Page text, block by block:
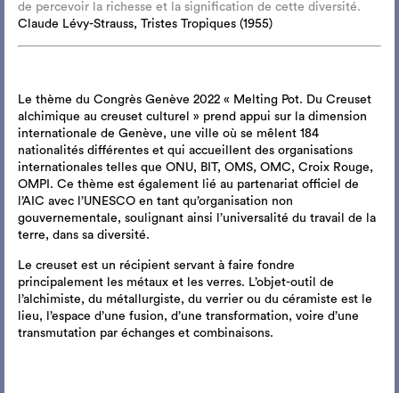
de percevoir la richesse et la signification de cette diversité.
Claude Lévy-Strauss, Tristes Tropiques (1955)
Le thème du Congrès Genève 2022 « Melting Pot. Du Creuset
alchimique au creuset culturel » prend appui sur la dimension
internationale de Genève, une ville où se mêlent 184
nationalités différentes et qui accueillent des organisations
internationales telles que ONU, BIT, OMS, OMC, Croix Rouge,
OMPI. Ce thème est également lié au partenariat officiel de
l’AIC avec l’UNESCO en tant qu’organisation non
gouvernementale, soulignant ainsi l’universalité du travail de la
terre, dans sa diversité.
Le creuset est un récipient servant à faire fondre
principalement les métaux et les verres. L’objet-outil de
l’alchimiste, du métallurgiste, du verrier ou du céramiste est le
lieu, l’espace d’une fusion, d’une transformation, voire d’une
transmutation par échanges et combinaisons.